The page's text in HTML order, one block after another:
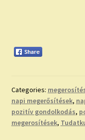
Categories:
napi megerősítések,
pozitív gondolkodás,
megerosítések,